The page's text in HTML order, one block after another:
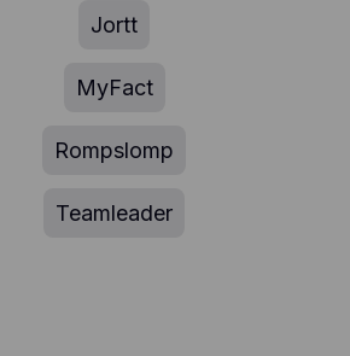
Jortt
MyFact
Rompslomp
Teamleader